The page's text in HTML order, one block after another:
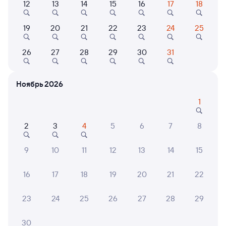
Найдём билет на поезд за вас
Даже если сейчас нет мест
Искать билеты
Отели в Назрани
Отзывы пассажиров Туту о поездах
по этому направлению
4 Залина Ц.
Ездим не в первый раз , и именно третий раз ехали в 11
12 13 14 15 16 17 18
19 20 21 22 23 24 25
26 27 28 29 30 31
Ноябрь 2026
1
2 3 4 5 6 7 8
9 10 11 12 13 14 15
16 17 18 19 20 21 22
23 24 25 26 27 28 29
30